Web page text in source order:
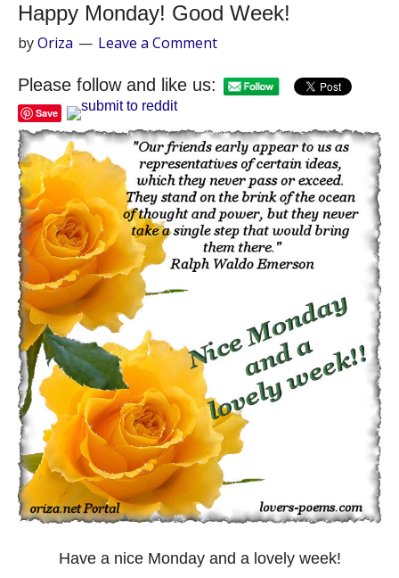
Happy Monday! Good Week!
byOriza Leave a Comment
Please follow and like us:
Save
Have a nice Monday and a lovely week!